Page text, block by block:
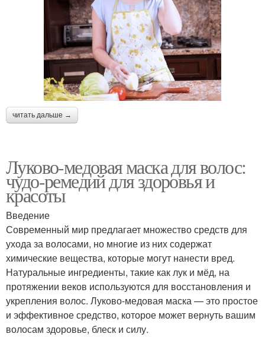
Луки для масок Маски с маслами
Маска из репейного
Маска при перхоти
Маски для
Маски при
чувствительном коже
Наука за луковой
маской
Маска для
предотвращения
Маски для укрепления
читать дальше →
Луково-медовая маска для волос:
чудо-ремедий для здоровья и
красоты
Введение
Современный мир предлагает множество средств для
ухода за волосами, но многие из них содержат
химические вещества, которые могут нанести вред.
Натуральные ингредиенты, такие как лук и мёд, на
протяжении веков используются для восстановления и
укрепления волос. Луково-медовая маска — это простое
и эффективное средство, которое может вернуть вашим
волосам здоровье, блеск и силу.